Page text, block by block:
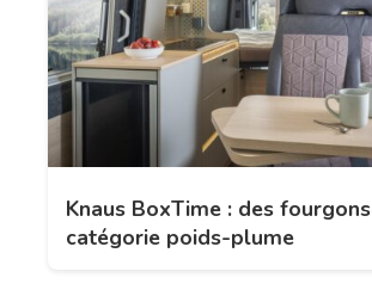
Knaus BoxTime : des fourgons
catégorie poids-plume